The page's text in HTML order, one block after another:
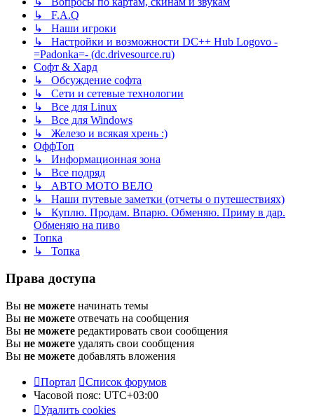
↳ F.A.Q
↳ Наши игроки
↳ Настройки и возможности DC++ Hub Logovo -
=Padonka=- (dc.drivesource.ru)
Софт & Хард
↳ Обсуждение софта
↳ Сети и сетевые технологии
↳ Все для Linux
↳ Все для Windows
↳ Железо и всякая хрень :)
ОффТоп
↳ Информационная зона
↳ Все подряд
↳ АВТО МОТО ВЕЛО
↳ Наши путевые заметки (отчеты о путешествиях)
↳ Куплю. Продам. Впарю. Обменяю. Приму в дар.
Обменяю на пиво
Топка
↳ Топка
Права доступа
Вы не можете начинать темы
Вы не можете отвечать на сообщения
Вы не можете редактировать свои сообщения
Вы не можете удалять свои сообщения
Вы не можете добавлять вложения
Портал
Список форумов
Часовой пояс: UTC+03:00
Удалить cookies